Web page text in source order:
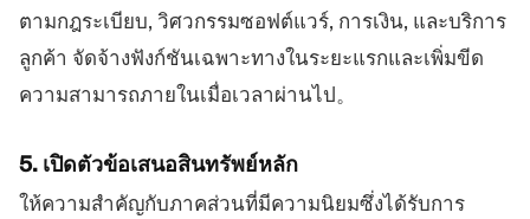
ตามกฎระเบียบ, วิศวกรรมซอฟต์แวร์, การเงิน, และบริการ
ลูกค้า จัดจ้างฟังก์ชันเฉพาะทางในระยะแรกและเพิ่มขีด
ความสามารถภายในเมื่อเวลาผ่านไป。
5. เปิดตัวข้อเสนอสินทรัพย์หลัก
ให้ความสำคัญกับภาคส่วนที่มีความนิยมซึ่งได้รับการ